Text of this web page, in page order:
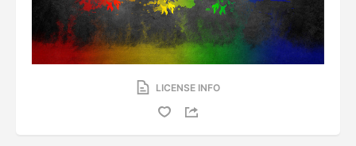
LICENSE INFO